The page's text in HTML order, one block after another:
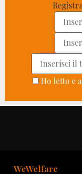
Ho letto e
WeWelfare